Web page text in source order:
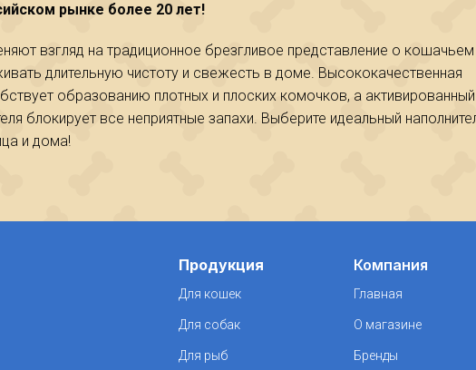
рынке более 20 лет!
взгляд на традиционное брезгливое представление о кошачьем
длительную чистоту и свежесть в доме. Высококачественная
образованию плотных и плоских комочков, а активированный
блокирует все неприятные запахи. Выберите идеальный
и дома!
Продукция
Для кошек
Для собак
Для рыб
Компания
Главная
О магазине
Бренды